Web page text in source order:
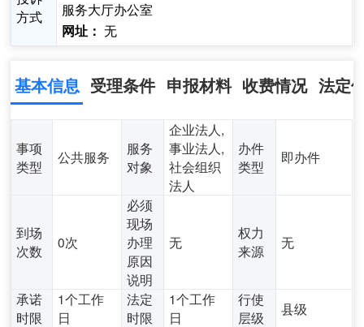
方式
服务大厅办公室
网址： 无
基本信息 受理条件 申报材料 收费情况 法定
事项
类型
公共服务
服务
对象
企业法人,
事业法人,
社会组织
法人
办件
类型
即办件
到场
次数
0次
必须
现场
办理
原因
说明
无
权力
来源
无
承诺
时限
1个工作
日
法定
时限
1个工作
日
行使
层级
县级